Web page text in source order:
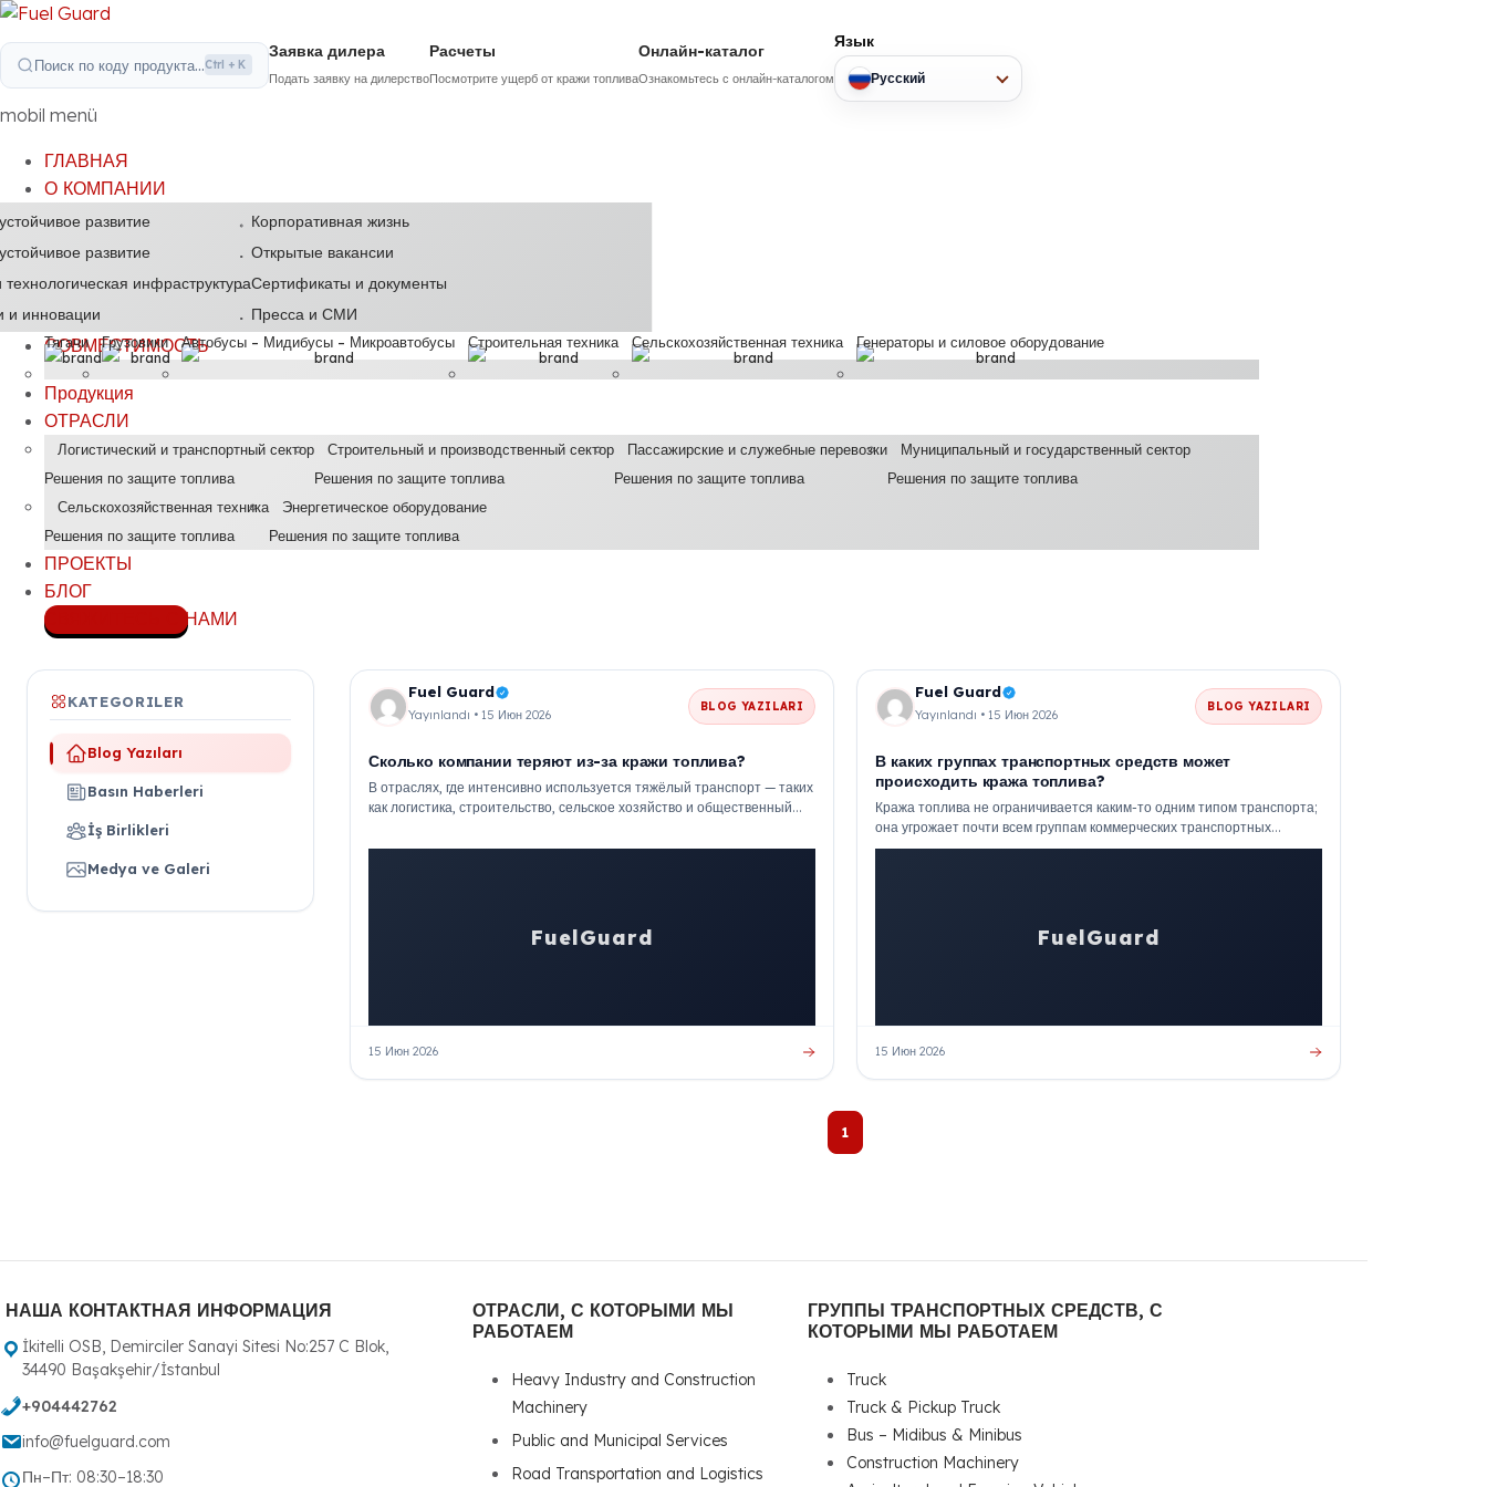
Поиск по коду продукта...Ctrl + K
Заявка дилера
Подать заявку на дилерство
Расчеты
Посмотрите ущерб от кражи топлива
Онлайн-каталог
Ознакомьтесь с онлайн-каталогом
Язык
Русский
mobil menü
ГЛАВНАЯ
О КОМПАНИИ
развитие
развитие
инфраструктура
и инновации
Корпоративная жизнь
Открытые вакансии
Сертификаты и документы
Пресса и СМИ
СОВМЕСТИМОСТЬ
Тягачи Грузовики Автобусы – Мидибусы – Микроавтобусы Строительная техника Сельскохозяйственная техника Генераторы и силовое оборудование
Продукция
ОТРАСЛИ
Логистический и транспортный сектор
Решения по защите топлива
Строительный и производственный сектор
Решения по защите топлива
Пассажирские и служебные перевозки
Решения по защите топлива
Муниципальный и государственный сектор
Решения по защите топлива
Сельскохозяйственная техника
Решения по защите топлива
Энергетическое оборудование
Решения по защите топлива
ПРОЕКТЫ
БЛОГ
СВЯЖИТЕСЬ С НАМИ
KATEGORILER
Blog Yazıları
Basın Haberleri
İş Birlikleri
Medya ve Galeri
Fuel Guard
Yayınlandı • 15 Июн 2026
BLOG YAZILARI
Сколько компании теряют из-за кражи топлива?
В отраслях, где интенсивно используется тяжёлый транспорт — таких
как логистика, строительство, сельское хозяйство и общественный
безусловно, является топливо....
FuelGuard
15 Июн 2026
Fuel Guard
Yayınlandı • 15 Июн 2026
BLOG YAZILARI
В каких группах транспортных средств может
происходить кража топлива?
Кража топлива не ограничивается каким-то одним типом транспорта;
она угрожает почти всем группам коммерческих транспортных
средств, использующих дизельное топливо и имеющих
FuelGuard
15 Июн 2026
1
ГРУППЫ ТРАНСПОРТНЫХ СРЕДСТВ, С
КОТОРЫМИ МЫ РАБОТАЕМ
Truck
Truck & Pickup Truck
Bus – Midibus & Minibus
Construction Machinery
ОТРАСЛИ, С КОТОРЫМИ МЫ
РАБОТАЕМ
Heavy Industry and Construction
Machinery
Public and Municipal Services
Road Transportation and Logistics
НАША КОНТАКТНАЯ ИНФОРМАЦИЯ
İkitelli OSB, Demirciler Sanayi Sitesi No:257 C Blok,
34490 Başakşehir/İstanbul
+904442762
info@fuelguard.com
Пн–Пт: 08:30–18:30